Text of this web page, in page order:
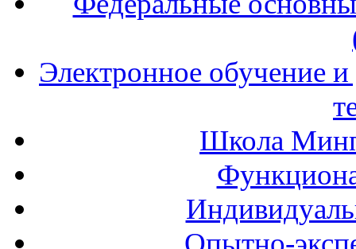
Электронное обучение
Школа